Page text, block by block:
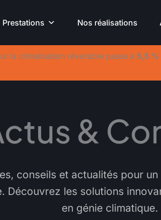
Prestations Nos réalisations
la climatisation réversible passe à 5,5 %
&
conseils et actualités pour
Découvrez les solutions
en génie climatique.